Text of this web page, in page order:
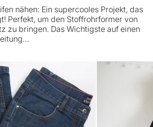
nähen: Ein supercooles Projekt, das
Perfekt, um den Stoffrohrformer von
zu bringen. Das Wichtigste auf einen